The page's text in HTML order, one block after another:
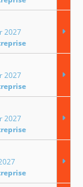
2027
2027
2027